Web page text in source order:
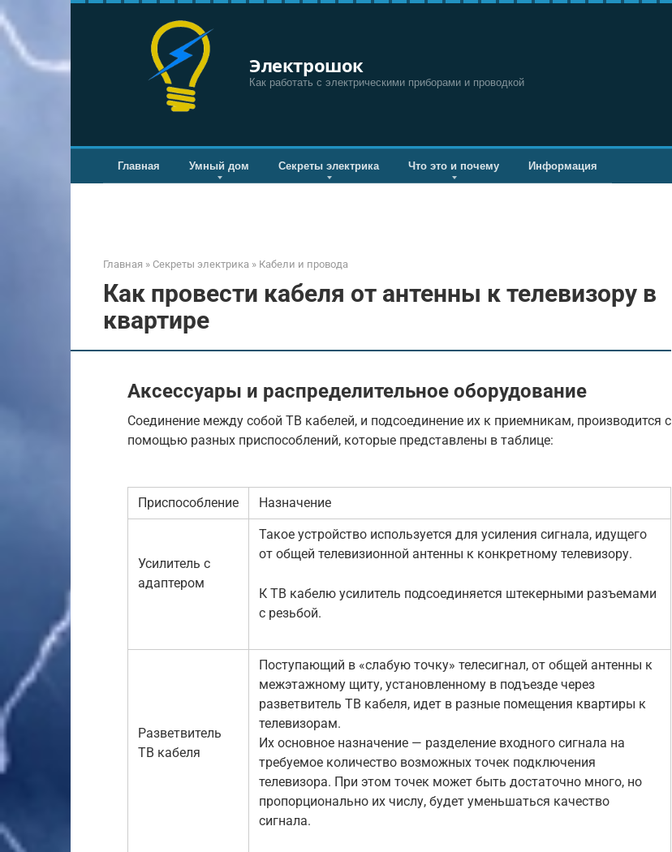
Перейти
к
контенту
Электрошок
Как работать с электрическими приборами и проводкой
Главная Умный дом Секреты электрика Что это и почему Информация
Главная » Секреты электрика » Кабели и провода
Как провести кабеля от антенны к телевизору в
квартире
Аксессуары и распределительное оборудование
Соединение между собой ТВ кабелей, и подсоединение их к приемникам, производится с
помощью разных приспособлений, которые представлены в таблице:
Приспособление Назначение
Усилитель с
адаптером
Такое устройство используется для усиления сигнала, идущего
от общей телевизионной антенны к конкретному телевизору.
К ТВ кабелю усилитель подсоединяется штекерными разъемами
с резьбой.
Разветвитель
ТВ кабеля
Поступающий в «слабую точку» телесигнал, от общей антенны к
межэтажному щиту, установленному в подъезде через
разветвитель ТВ кабеля, идет в разные помещения квартиры к
телевизорам.
Их основное назначение — разделение входного сигнала на
требуемое количество возможных точек подключения
телевизора. При этом точек может быть достаточно много, но
пропорционально их числу, будет уменьшаться качество
сигнала.